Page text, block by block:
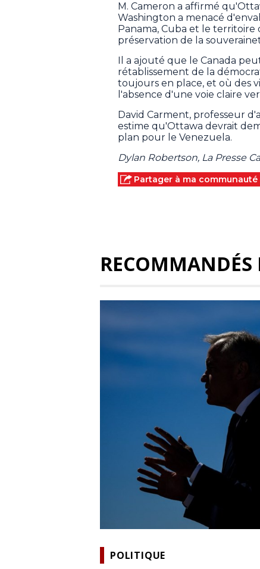
M. Cameron a affirmé
Washington a menacé
Panama, Cuba et le
préservation de la
Il a ajouté que le Canada
rétablissement de la
toujours en place, et où des
l'absence d'une voie claire
David Carment, professeur
estime qu'Ottawa devrait
plan pour le Venezuela.
Dylan Robertson, La Presse
Partager à ma communauté
RECOMMANDÉS
POLITIQUE